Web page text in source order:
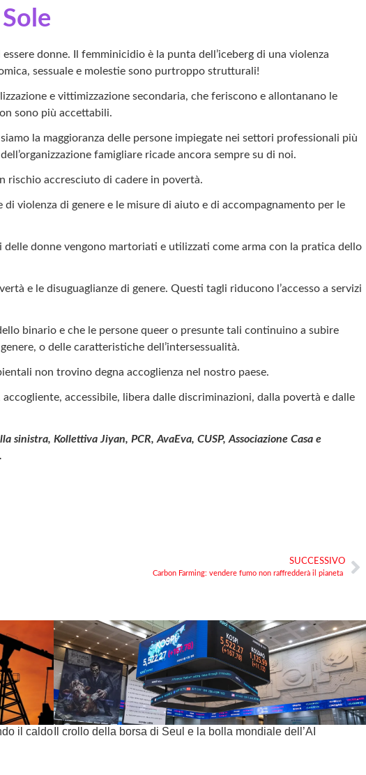
donne. Il femminicidio è la punta dell’iceberg di una violenza
sessuale e molestie sono purtroppo strutturali!
e vittimizzazione secondaria, che feriscono e allontanano le
sono più accettabili.
la maggioranza delle persone impiegate nei settori professionali più
famigliare ricade ancora sempre su di noi.
rischio accresciuto di cadere in povertà.
violenza di genere e le misure di aiuto e di accompagnamento per le
donne vengono martoriati e utilizzati come arma con la pratica dello
e le disuguaglianze di genere. Questi tagli riducono l’accesso a servizi
binario e che le persone queer o presunte tali continuino a subire
o delle caratteristiche dell’intersessualità.
non trovino degna accoglienza nel nostro paese.
accessibile, libera dalle discriminazioni, dalla povertà e dalle
Kollettiva Jiyan, PCR, AvaEva, CUSP, Associazione Casa e
SUCCESSIVO
Carbon Farming: vendere fumo non raffredderà il pianeta ​​​​​
il caldo Il crollo della borsa di Seul e la bolla mondiale dell’AI